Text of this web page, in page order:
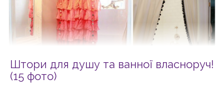
Штори для душу та ванної власноруч!
(15 фото)